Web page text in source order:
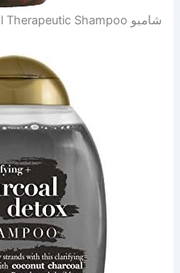
شامبو Neutrogena T/Sal Therapeutic Shampoo